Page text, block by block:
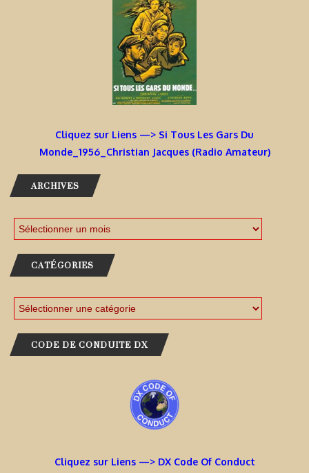
Cliquez sur Liens —> Si Tous Les Gars Du
Monde_1956_Christian Jacques (Radio Amateur)
ARCHIVES
CATÉGORIES
CODE DE CONDUITE DX
Cliquez sur Liens —> DX Code Of Conduct